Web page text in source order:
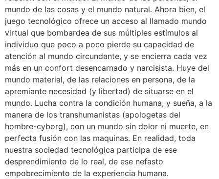
mundo de las cosas y el mundo natural. Ahora bien, el
juego tecnológico ofrece un acceso al llamado mundo
virtual que bombardea de sus múltiples estímulos al
individuo que poco a poco pierde su capacidad de
atención al mundo circundante, y se encierra cada vez
más en un confort desencarnado y narcisista. Huye del
mundo material, de las relaciones en persona, de la
apremiante necesidad (y libertad) de situarse en el
mundo. Lucha contra la condición humana, y sueña, a la
manera de los transhumanistas (apologetas del
hombre-cyborg), con un mundo sin dolor ni muerte, en
perfecta fusión con las maquinas. En realidad, toda
nuestra sociedad tecnológica participa de ese
desprendimiento de lo real, de ese nefasto
empobrecimiento de la experiencia humana.